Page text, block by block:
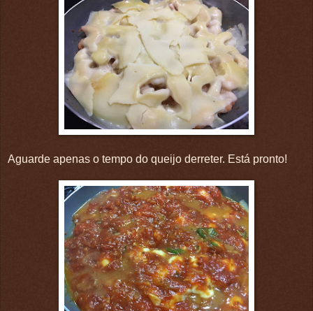
Aguarde apenas o tempo do queijo derreter. Está pronto!